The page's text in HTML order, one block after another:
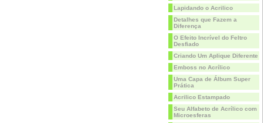
Lapidando o Acrilico
Detalhes que Fazem a
Diferença
O Efeito Incrível do Feltro
Desfiado
Criando Um Aplique Diferente
Emboss no Acrílico
Uma Capa de Álbum Super
Prática
Acrilico Estampado
Seu Alfabeto de Acrílico com
Microesferas